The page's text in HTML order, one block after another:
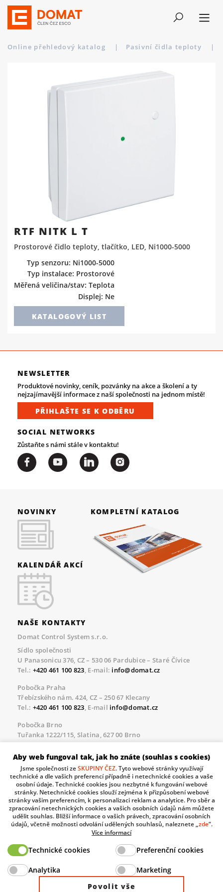
Online přehledový katalog | Pasivní čidla teploty |
RTF NITK L T
Prostorové čidlo teploty, tlačítko, LED, Ni1000-5000
Typ senzoru: Ni1000-5000
Typ instalace: Prostorové
Měřená veličina/stav: Teplota
Displej: Ne
KATALOGOVÝ LIST
NEWSLETTER
Produktové novinky, ceník, pozvánky na akce a školení a ty
nejzajímavější informace z naší společnosti na jednom místě!
PŘIHLAŠTE SE K ODBĚRU
SOCIAL NETWORKS
Zůstaňte s námi stále v kontaktu!
NOVINKY
KALENDÁŘ AKCÍ
KOMPLETNÍ KATALOG
NAŠE KONTAKTY
Domat Control System s.r.o.
Sídlo společnosti
U Panasonicu 376, CZ – 530 06 Pardubice – Staré Čívice
Tel.: +420 461 100 823, E-mail: info@domat.cz
Pobočka Praha
Třebízského nám. 424, CZ – 250 67 Klecany
Tel.: +420 461 100 823, E-mail info@domat.cz
Pobočka Brno
Tuřanka 1222/115, Slatina, 627 00 Brno
Tel.:+420 461 100 823, E-mailinfo@domat.cz
Servisní linka pro námi realizované akce
Po – Pá 8.30 – 17.00
tel:+420 733 421 878, E-mailservis@domat.cz
Technická podpora:
Tel.:+420 461 100 666 , WhatsApp:+420 603 735 402
Informace o zpracovávaných osobních údajích.
Ministry of Industry and Trade of the Czech Republic
Aby web fungoval tak, jak ho znáte (souhlas s cookies)
Jsme společnosti zeSKUPINY ČEZ. Tyto webové stránky využívají
technické a dle vašich preferencí případně i netechnické cookies a vaše
osobní údaje. Technické cookies jsou nezbytné k fungování webové
stránky. Netechnické cookies slouží zejména k přizpůsobení webové
stránky vašim preferencím, k personalizaci reklam a analytice. Pro sběr a
zpracování netechnických cookies a vašich osobních údajů nám můžete
udělit souhlas. Bližší informace o vašich právech, zpracování osobních
údajů, včetně možnosti odvolání udělených souhlasů, naleznete „zde“.
Více informací
Technické cookies Preferenční cookies
Analytika
Marketing
Povolit vše